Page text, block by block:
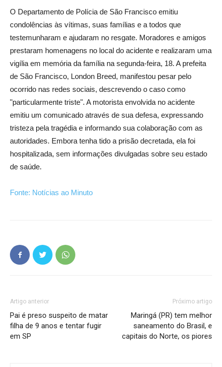
O Departamento de Polícia de São Francisco emitiu
condolências às vítimas, suas famílias e a todos que
testemunharam e ajudaram no resgate. Moradores e amigos
prestaram homenagens no local do acidente e realizaram uma
vigília em memória da família na segunda-feira, 18. A prefeita
de São Francisco, London Breed, manifestou pesar pelo
ocorrido nas redes sociais, descrevendo o caso como
"particularmente triste". A motorista envolvida no acidente
emitiu um comunicado através de sua defesa, expressando
tristeza pela tragédia e informando sua colaboração com as
autoridades. Embora tenha tido a prisão decretada, ela foi
hospitalizada, sem informações divulgadas sobre seu estado
de saúde.
Fonte: Notícias ao Minuto
Artigo anterior
Pai é preso suspeito de matar
filha de 9 anos e tentar fugir
em SP
Próximo artigo
Maringá (PR) tem melhor
saneamento do Brasil, e
capitais do Norte, os piores